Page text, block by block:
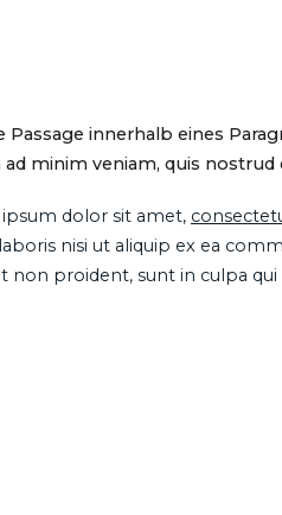
innerhalb eines
minim veniam, quis
dolor sit amet,
nisi ut aliquip ex ea
proident, sunt in culpa